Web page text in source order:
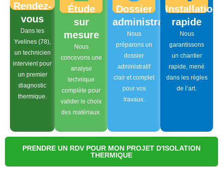
Rendez-
vous
Dans les
Yvelines (78),
un technicien
intervient pour
un premier
diagnostic
thermique.
Étude
sur
mesure
Nous
concevons une
analyse
technique
complète pour
valider le choix
des matériaux.
Dossier
administratif
Nous
préparons un
dossier
administratif
clair et complet
pour vos
travaux.
Installation
rapide
Nous
garantissons
un chantier
rapide, mené
dans les règles
de l’art.
PRENDRE UN RDV POUR MON PROJET D'ISOLATION
THERMIQUE